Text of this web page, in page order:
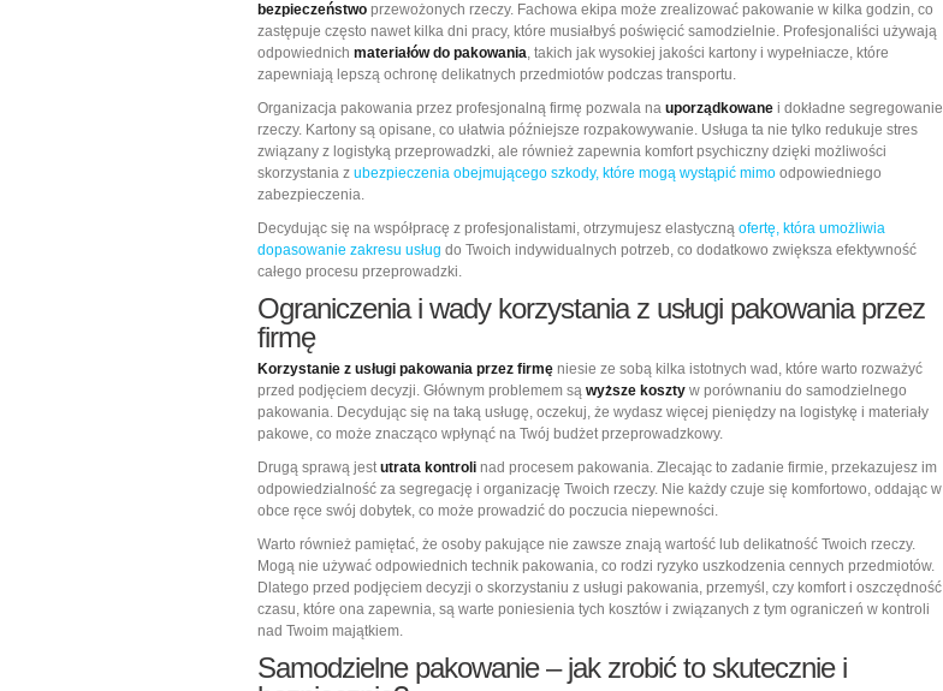
bezpieczeństwo przewożonych rzeczy. Fachowa ekipa może zrealizować pakowanie w kilka godzin, co
zastępuje często nawet kilka dni pracy, które musiałbyś poświęcić samodzielnie. Profesjonaliści używają
odpowiednich materiałów do pakowania, takich jak wysokiej jakości kartony i wypełniacze, które
zapewniają lepszą ochronę delikatnych przedmiotów podczas transportu.
Organizacja pakowania przez profesjonalną firmę pozwala na uporządkowane i dokładne segregowanie
rzeczy. Kartony są opisane, co ułatwia późniejsze rozpakowywanie. Usługa ta nie tylko redukuje stres
związany z logistyką przeprowadzki, ale również zapewnia komfort psychiczny dzięki możliwości
skorzystania z ubezpieczenia obejmującego szkody, które mogą wystąpić mimo odpowiedniego
zabezpieczenia.
Decydując się na współpracę z profesjonalistami, otrzymujesz elastyczną ofertę, która umożliwia
dopasowanie zakresu usług do Twoich indywidualnych potrzeb, co dodatkowo zwiększa efektywność
całego procesu przeprowadzki.
Ograniczenia i wady korzystania z usługi pakowania przez
firmę
Korzystanie z usługi pakowania przez firmę niesie ze sobą kilka istotnych wad, które warto rozważyć
przed podjęciem decyzji. Głównym problemem są wyższe koszty w porównaniu do samodzielnego
pakowania. Decydując się na taką usługę, oczekuj, że wydasz więcej pieniędzy na logistykę i materiały
pakowe, co może znacząco wpłynąć na Twój budżet przeprowadzkowy.
Drugą sprawą jestutrata kontroli nad procesem pakowania. Zlecając to zadanie firmie, przekazujesz im
odpowiedzialność za segregację i organizację Twoich rzeczy. Nie każdy czuje się komfortowo, oddając w
obce ręce swój dobytek, co może prowadzić do poczucia niepewności.
Warto również pamiętać, że osoby pakujące nie zawsze znają wartość lub delikatność Twoich rzeczy.
Mogą nie używać odpowiednich technik pakowania, co rodzi ryzyko uszkodzenia cennych przedmiotów.
Dlatego przed podjęciem decyzji o skorzystaniu z usługi pakowania, przemyśl, czy komfort i oszczędność
czasu, które ona zapewnia, są warte poniesienia tych kosztów i związanych z tym ograniczeń w kontroli
nad Twoim majątkiem.
Samodzielne pakowanie – jak zrobić to skutecznie i